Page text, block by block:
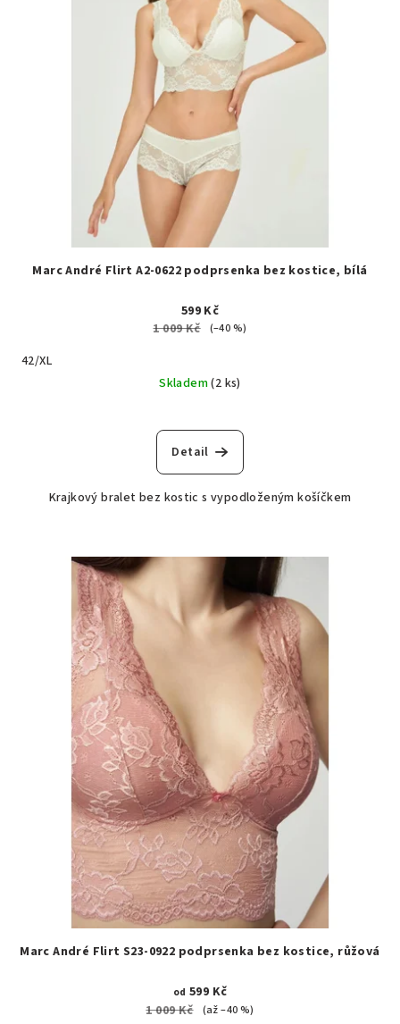
Marc André Flirt A2-0622 podprsenka bez kostice, bílá
599 Kč
1 009 Kč
(–40 %)
42/XL
Skladem(2 ks)
Detail
Krajkový bralet bez kostic s vypodloženým košíčkem
Marc André Flirt S23-0922 podprsenka bez kostice, růžová
od 599 Kč
1 009 Kč
(až –40 %)